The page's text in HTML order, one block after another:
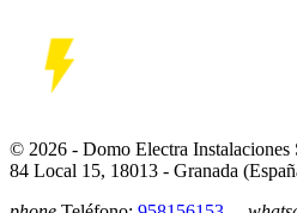
© 2026 - Domo Electra Instalaciones
84 Local 15, 18013 - Granada